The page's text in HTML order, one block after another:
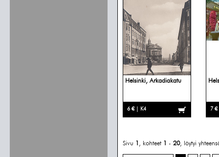
Helsinki, Arkadiakatu
6 € | K4 7 €
Sivu 1 , kohteet 1 - 20, löytyi